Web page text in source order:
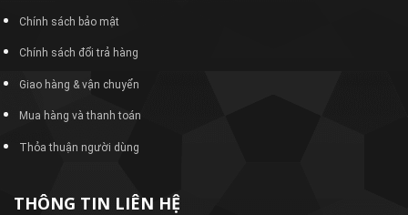
Chính sách bảo mật
Chính sách đổi trả hàng
Giao hàng & vận chuyển
Mua hàng và thanh toán
Thỏa thuận người dùng
THÔNG TIN LIÊN HỆ